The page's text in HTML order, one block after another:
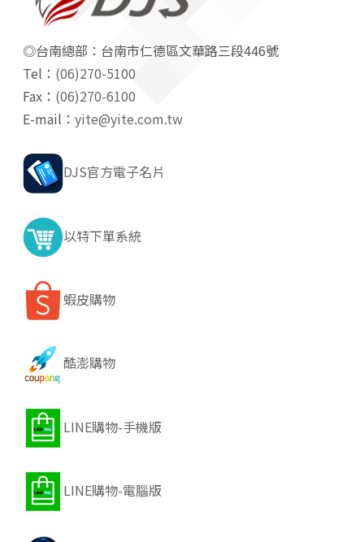
◎台南總部：台南市仁德區文華路三段446號
Tel： (06)270-5100
Fax： (06)270-6100
E-mail： yite@yite.com.tw
DJS官方電子名片
以特下單系統
蝦皮購物
酷澎購物
LINE購物-手機版
LINE購物-電腦版